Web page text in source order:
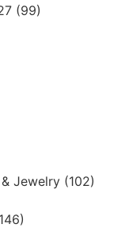
(99)
Jewelry (102)